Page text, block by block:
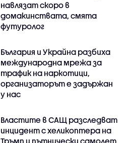
навлязат скоро в
домакинствата, смята
футуролог
България и Украйна разбиха
международна мрежа за
трафик на наркотици,
организаторът е задържан
у нас
Властите в САЩ разследват
инцидент с хеликоптера на
Тръмп и пътнически самолет